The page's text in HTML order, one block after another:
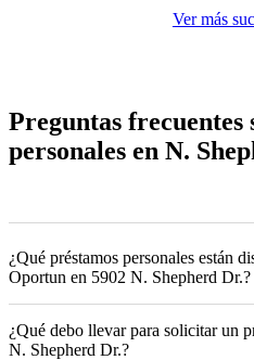
Ver más
Preguntas frecuentes
personales en N.
¿Qué préstamos personales están
Oportun en 5902 N. Shepherd Dr.?
¿Qué debo llevar para solicitar un
N. Shepherd Dr.?